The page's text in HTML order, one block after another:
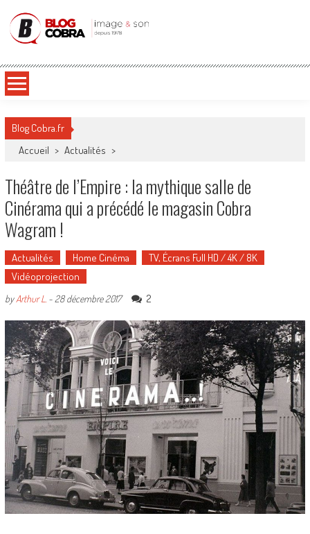
Blog Cobra
Blog Cobra.fr
Accueil > Actualités >
Théâtre de l’Empire : la mythique salle de
Cinérama qui a précédé le magasin Cobra
Wagram !
Actualités Home Cinéma
TV, Écrans Full HD / 4K / 8K
Vidéoprojection
byArthur L. - 28 décembre 2017 2